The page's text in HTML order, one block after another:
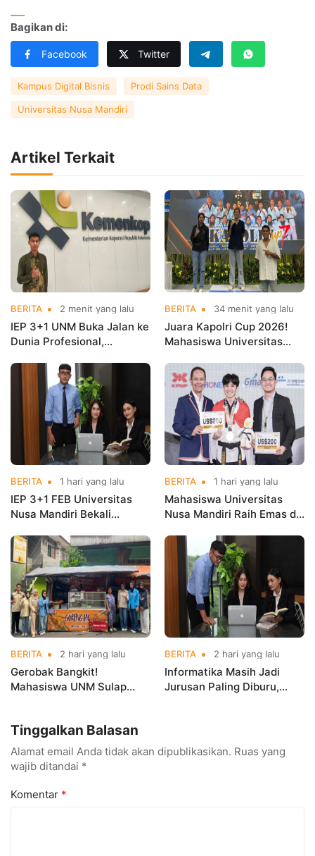
Bagikan di:
Facebook Twitter
Kampus Digital Bisnis Prodi Sains Data
Universitas Nusa Mandiri
Artikel Terkait
BERITA 2 menit yang lalu
IEP 3+1 UNM Buka Jalan ke
Dunia Profesional,
Kementerian Koperasi
BERITA 34 menit yang lalu
Juara Kapolri Cup 2026!
Mahasiswa Universitas
Nama Kampus di Kejurnas
Taekwondo
BERITA 1 hari yang lalu
IEP 3+1 FEB Universitas
Nusa Mandiri Bekali
Kerja Sebelum Lulus
BERITA 1 hari yang lalu
Mahasiswa Universitas
Nusa Mandiri Raih Emas di
Indonesia Open
Championships 2026
BERITA 2 hari yang lalu
Gerobak Bangkit!
Mahasiswa UNM Sulap
BERITA 2 hari yang lalu
Informatika Masih Jadi
Jurusan Paling Diburu,
Tinggalkan Balasan
Alamat email Anda tidak akan dipublikasikan. Ruas yang
wajib ditandai *
Komentar *